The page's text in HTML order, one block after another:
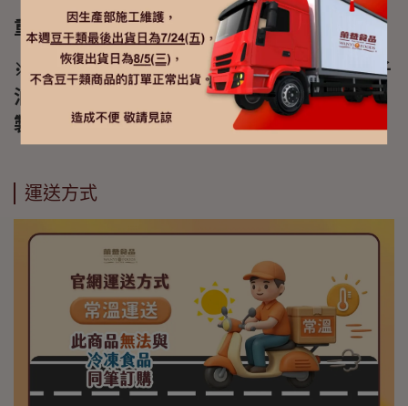
重量:110g
※本產品含有牛奶及其製品(乳糖)、芝麻、椰子
油、大豆及其製品、含麩質之穀物及其甲殼類
製品之過敏原
運送方式